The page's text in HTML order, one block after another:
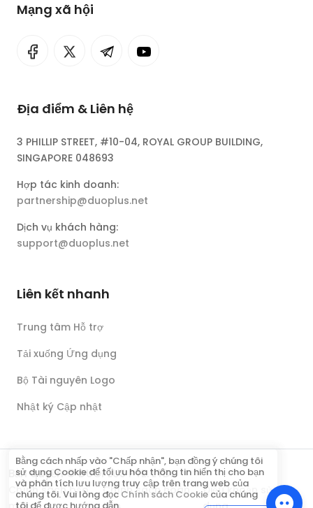
Mạng xã hội
Địa điểm & Liên hệ
3 PHILLIP STREET, #10-04, ROYAL GROUP BUILDING,
SINGAPORE 048693
Hợp tác kinh doanh:
partnership@duoplus.net
Dịch vụ khách hàng:
support@duoplus.net
Liên kết nhanh
Trung tâm Hỗ trợ
Tải xuống Ứng dụng
Bộ Tài nguyên Logo
Nhật ký Cập nhật
Bản quyền © DUOPLUS PTE. LTD.
Chính sách bảo
Chính sách hoàn
Điều khoản sử
Bằng cách nhấp vào "Chấp nhận", bạn đồng ý chúng tôi
sử dụng Cookie để tối ưu hóa thông tin hiển thị cho bạn
và phân tích lưu lượng truy cập trên trang web của
chúng tôi. Vui lòng đọc Chính sách Cookie của chúng